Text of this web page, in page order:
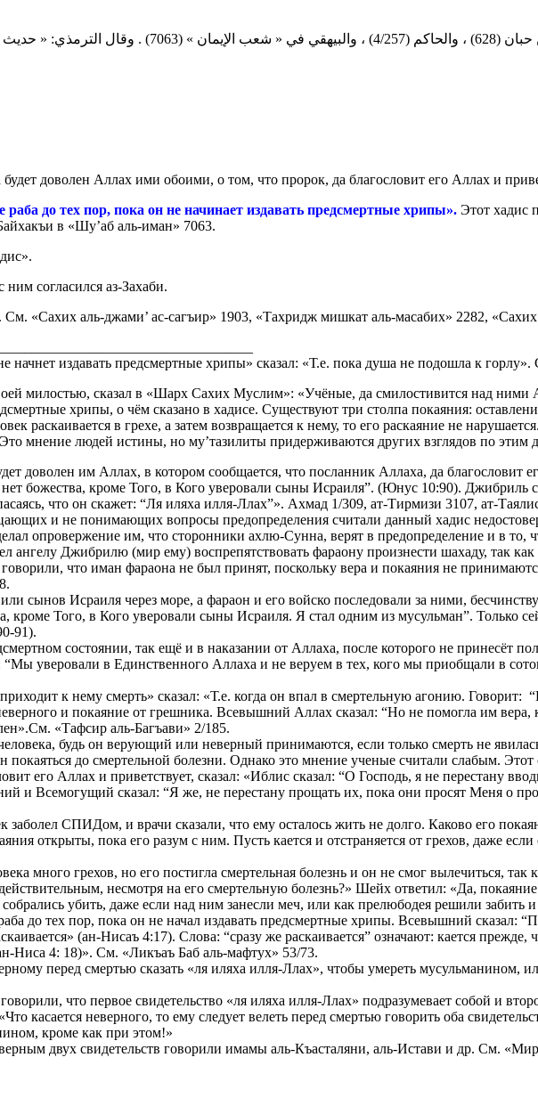
رواه وأحمد (2/132 و153) ، والترمذي ‏(‏‏3537)‏ ، وابن ماجه ‏(4253‏‏)‏ ، وابن حبان
доволен Аллах ими обоими, о том, что пророк, да благословит его Аллах и
до тех пор, пока он не начинает издавать предсмертные хрипы». Этот хадис
в «Шу’аб аль-иман» 7063.
согласился аз-Захаби.
«Сахих аль-джами’ ас-сагъир» 1903, «Тахридж мишкат аль-масабих» 2282, «Сахих
издавать предсмертные хрипы» сказал: «Т.е. пока душа не подошла к горлу».
милостью, сказал в «Шарх Сахих Муслим»: «Учёные, да смилостивится над ними
хрипы, о чём сказано в хадисе. Существуют три столпа покаяния:
раскаивается в грехе, а затем возвращается к нему, то его раскаяние не
Это мнение людей истины, но му’тазилиты придерживаются других взглядов по этим
доволен им Аллах, в котором сообщается, что посланник Аллаха, да благословит
нет божества, кроме Того, в Кого уверовали сыны Исраиля”. (Юнус 10:90).
что он скажет: “Ля иляха илля-Ллах”». Ахмад 1/309, ат-Тирмизи 3107, ат-
и не понимающих вопросы предопределения считали данный хадис
опровержение им, что сторонники ахлю-Сунна, верят в предопределение и в
ангелу Джибрилю (мир ему) воспрепятствовать фараону произнести шахаду, так
что иман фараона не был принят, поскольку вера и покаяния не
сынов Исраиля через море, а фараон и его войско последовали за ними,
кроме Того, в Кого уверовали сыны Исраиля. Я стал одним из мусульман”. Только
91).
состоянии, так ещё и в наказании от Аллаха, после которого не принесёт
“Мы уверовали в Единственного Аллаха и не веруем в тех, кого мы приобщали в
к нему смерть» сказал: «Т.е. когда он впал в смертельную агонию. Говорит:
и покаяние от грешника. Всевышний Аллах сказал: “Но не помогла им
«Тафсир аль-Багъави» 2/185.
будь он верующий или неверный принимаются, если только смерть не
покаяться до смертельной болезни. Однако это мнение ученые считали слабым. Этот
его Аллах и приветствует, сказал: «Иблис сказал: “О Господь, я не перестану
и Всемогущий сказал: “Я же, не перестану прощать их, пока они просят Меня о
заболел СПИДом, и врачи сказали, что ему осталось жить не долго. Каково его
открыты, пока его разум с ним. Пусть кается и отстраняется от грехов, даже
много грехов, но его постигла смертельная болезнь и он не смог вылечиться, так
несмотря на его смертельную болезнь?» Шейх ответил: «Да,
убить, даже если над ним занесли меч, или как прелюбодея решили забить
до тех пор, пока он не начал издавать предсмертные хрипы. Всевышний сказал:
(ан-Нисаъ 4:17). Слова: “сразу же раскаивается” означают: кается
Ниса 4: 18)». См. «Ликъаъ Баб аль-мафтух» 53/73.
перед смертью сказать «ля иляха илля-Ллах», чтобы умереть
что первое свидетельство «ля иляха илля-Ллах» подразумевает собой и
касается неверного, то ему следует велеть перед смертью говорить оба
кроме как при этом!»
двух свидетельств говорили имамы аль-Къасталяни, аль-Истави и др. См.